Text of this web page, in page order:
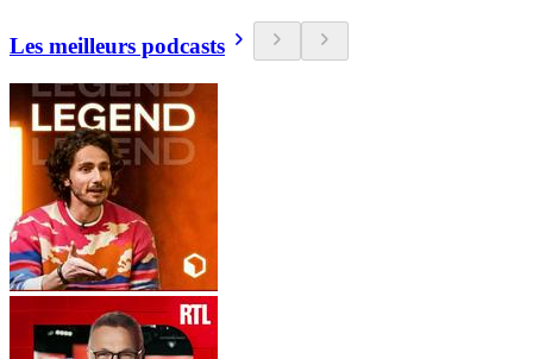
Les meilleurs podcasts